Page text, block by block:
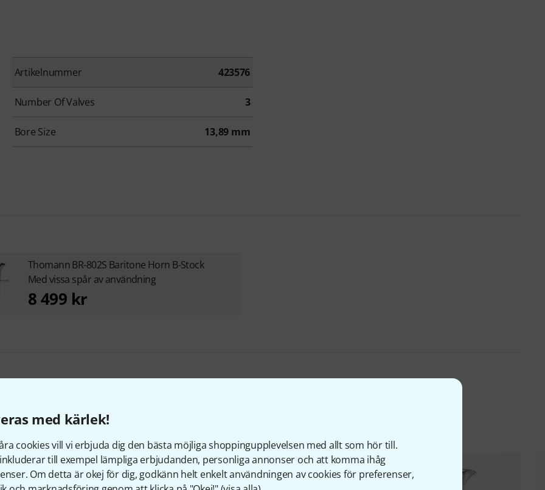
med kärlek!
cookies vill vi erbjuda dig den bästa möjliga shoppingupplevelsen med allt som hör till.
till exempel lämpliga erbjudanden, personliga annonser och att komma ihåg
Om detta är okej för dig, godkänn helt enkelt användningen av cookies för preferenser,
Artikelnummer 423576
Number Of Valves 3
Bore Size 13,89 mm
Thomann BR-802S Baritone Horn B-Stock
Med vissa spår av användning
8 499 kr
& matchande produkter